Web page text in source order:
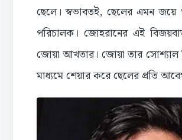
ছেলে। স্বভাবতই, ছেলের এমন জয়ে
পরিচালক। জোহরানের এই
জোয়া আখতার। জোয়া তার সোশ্যাল
মাধ্যমে শেয়ার করে ছেলের প্রতি